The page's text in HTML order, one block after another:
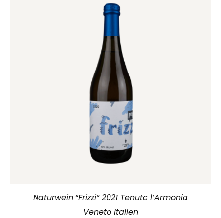
Naturwein “Frizzi” 2021 Tenuta l’Armonia
Veneto Italien